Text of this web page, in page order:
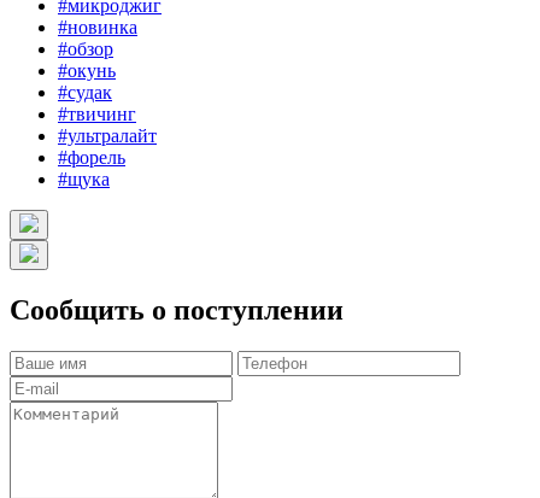
#микроджиг
#новинка
#обзор
#окунь
#судак
#твичинг
#ультралайт
#форель
#щука
Сообщить о поступлении